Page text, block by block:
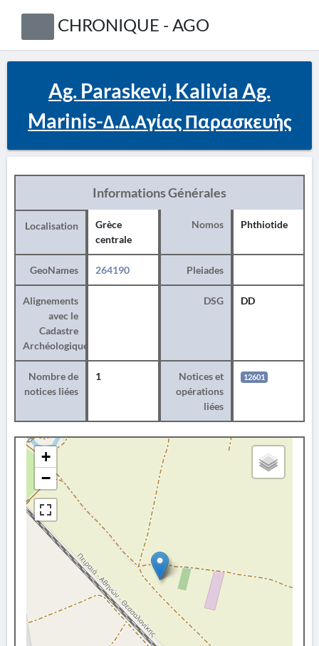
CHRONIQUE - AGO
Ag. Paraskevi, Kalivia Ag.
Marinis-Δ.Δ.Αγίας Παρασκευής
Informations Générales
Localisation
Grèce
centrale
Nomos Phthiotide
GeoNames 264190 Pleiades
Alignements
avec le
Cadastre
Archéologique
DSG DD
Nombre de
notices liées
1
Notices et
opérations
liées
12601
+
−